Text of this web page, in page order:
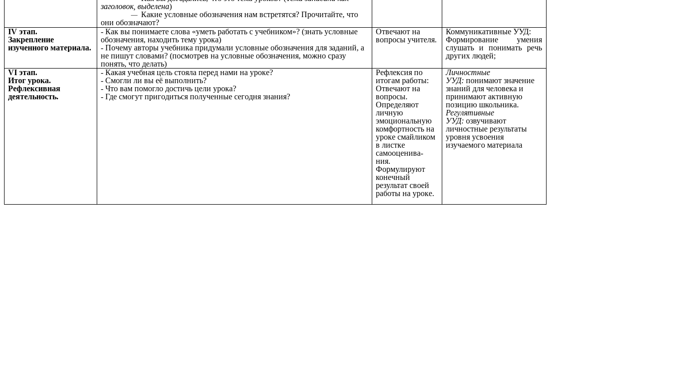
заголовок, выделена)
Какие условные обозначения нам встретятся? Прочитайте, что
они обозначают?
IV этап.
Закрепление
изученного материала.
- Как вы понимаете слова «уметь работать с учебником»? (знать условные
обозначения, находить тему урока)
- Почему авторы учебника придумали условные обозначения для заданий, а
не пишут словами? (посмотрев на условные обозначения, можно сразу
понять, что делать)
Отвечают на
вопросы учителя.
Коммуникативные УУД:
Формирование умения
слушать и понимать речь
других людей;
VI этап.
Итог урока.
Рефлексивная
деятельность.
- Какая учебная цель стояла перед нами на уроке?
- Смогли ли вы её выполнить?
- Что вам помогло достичь цели урока?
- Где смогут пригодиться полученные сегодня знания?
Рефлексия по
итогам работы:
Отвечают на
вопросы.
Определяют
личную
эмоциональную
комфортность на
уроке смайликом
в листке
самооценива-
ния.
Формулируют
конечный
результат своей
работы на уроке.
Личностные
УУД: понимают значение
знаний для человека и
принимают активную
позицию школьника.
Регулятивные
УУД: озвучивают
личностные результаты
уровня усвоения
изучаемого материала